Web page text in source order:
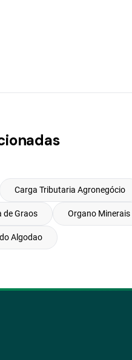
Carga Tributaria Agronegócio
de Graos Organo Minerais
Algodao